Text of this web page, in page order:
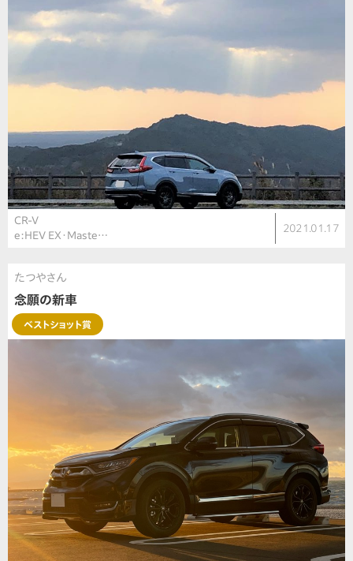
CR-V
e:HEV EX・Maste…
2021.01.17
たつやさん
念願の新車
ベストショット賞